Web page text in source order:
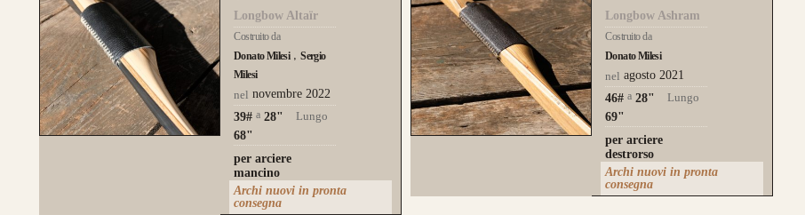
Longbow Altaïr
Costruito da
Donato Milesi
Sergio
Milesi
nel novembre 2022
39# a 28"
Lungo
68"
per arciere
mancino
Archi nuovi in pronta
consegna
Longbow Ashram
Costruito da
Donato Milesi
nel agosto 2021
46# a 28"
Lungo
69"
per arciere
destrorso
Archi nuovi in pronta
consegna